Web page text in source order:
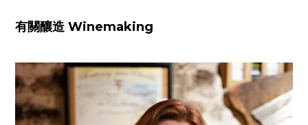
有關釀造 Winemaking